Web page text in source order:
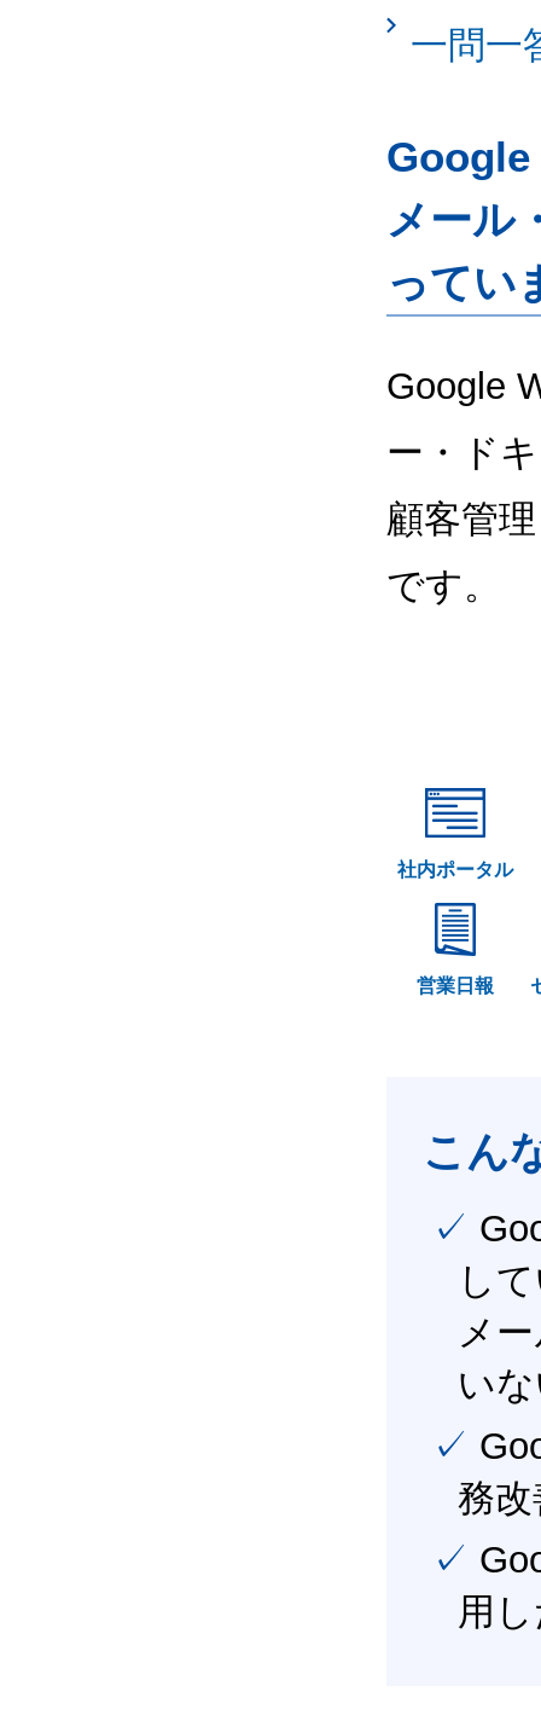
一問一
Google
メール
ってい
Google
ー・ド
顧客管
です。
社内ポータル
営業日報
こん
✓ Google Workspace（旧G Suite） を社内で導入
し
メ
い
✓ Google Workspace（旧G Suite） を活用し、業
務
✓ Google Workspace（旧G Suite） を最大限に活
用